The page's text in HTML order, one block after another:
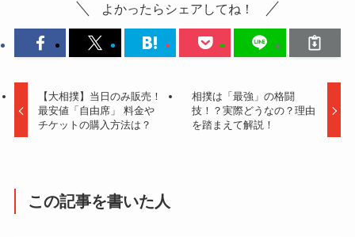
よかったらシェアしてね！
【大相撲】当日のみ販売！
最安値「自由席」 料金や
チケットの購入方法は？
相撲は「最強」の格闘
技！？実際どうなの？理由
を踏まえて解説！
この記事を書いた人